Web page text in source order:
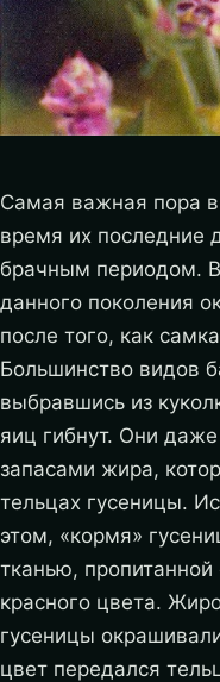
Самая важная пора
время их последние
брачным периодом.
данного поколения
после того, как
Большинство видов
выбравшись из
яиц гибнут. Они
запасами жира,
тельцах гусеницы.
этом, «кормя»
тканью,
красного цвета.
гусеницы
цвет передался